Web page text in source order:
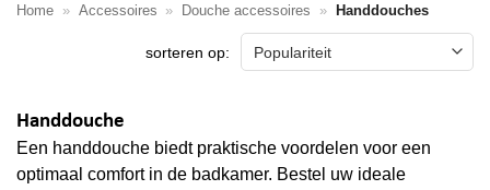
Home » Accessoires » Douche accessoires » Handdouches
Handdouche
Een handdouche biedt praktische voordelen voor een
optimaal comfort in de badkamer. Bestel uw ideale